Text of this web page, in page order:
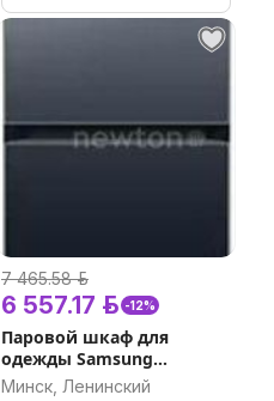
7 465.58 р.
6 557.17 р. -12%
Паровой шкаф для
одежды Samsung
DF24CB9900CRLP
Минск, Ленинский